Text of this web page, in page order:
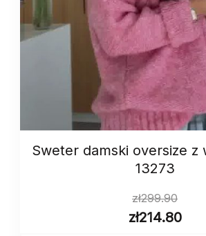
Sweter damski oversize z
13273
zł299.90
zł214.80